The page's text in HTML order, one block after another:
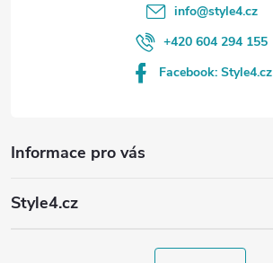
Informace pro vás
Style4.cz
info@style4.cz
+420 604 294 155
Facebook: Style4.cz